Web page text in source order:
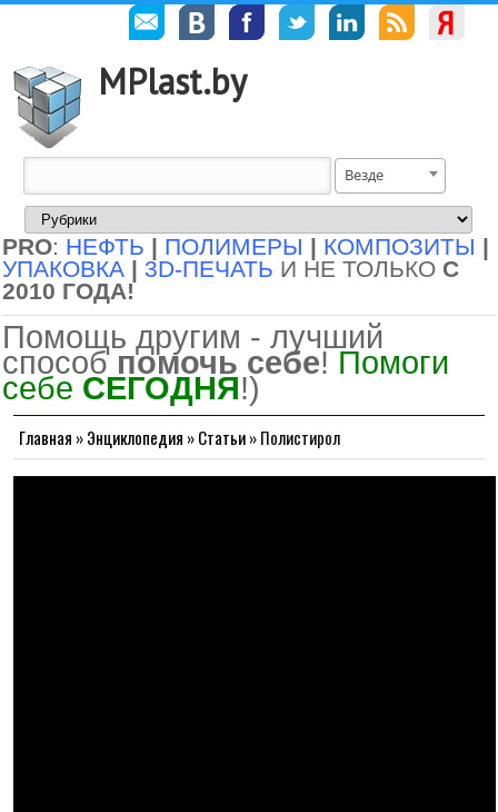
MPlast.by
Везде
PRO: НЕФТЬ | ПОЛИМЕРЫ | КОМПОЗИТЫ |
УПАКОВКА | 3D-ПЕЧАТЬ И НЕ ТОЛЬКО С
2010 ГОДА!
Помощь другим - лучший
способ помочь себе! Помоги
себе СЕГОДНЯ!)
Главная »Энциклопедия »Статьи»Полистирол